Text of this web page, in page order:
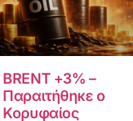
BRENT +3% –
Παραιτήθηκε ο
Κορυφαίος